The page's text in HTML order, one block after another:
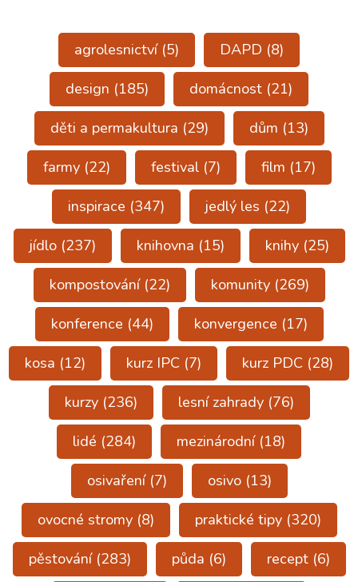
agrolesnictví(5) DAPD (8)
design (185) domácnost (21)
děti a permakultura (29) dům (13)
farmy(22) festival(7) film (17)
inspirace (347) jedlý les (22)
jídlo(237) knihovna (15) knihy(25)
kompostování(22) komunity(269)
konference (44) konvergence (17)
kosa (12) kurz IPC (7) kurz PDC (28)
kurzy(236) lesní zahrady(76)
lidé (284) mezinárodní(18)
osivaření(7) osivo(13)
ovocné stromy(8) praktické tipy(320)
pěstování(283) půda (6) recept(6)